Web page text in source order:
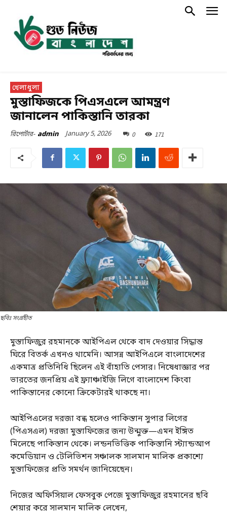
খেলাধুলা
মুস্তাফিজকে পিএসএলে আমন্ত্রণ
জানালেন পাকিস্তানি তারকা
রিপোর্টার- admin January 5, 2026 0 171
ছবিঃ সংগ্রহীত
মুস্তাফিজুর রহমানকে আইপিএল থেকে বাদ দেওয়ার সিদ্ধান্ত
ঘিরে বিতর্ক এখনও থামেনি। আসন্ন আইপিএলে বাংলাদেশের
একমাত্র প্রতিনিধি ছিলেন এই বাঁহাতি পেসার। নিষেধাজ্ঞার পর
ভারতের জনপ্রিয় এই ফ্র্যাঞ্চাইজি লিগে বাংলাদেশ কিংবা
পাকিস্তানের কোনো ক্রিকেটারই থাকছে না।
আইপিএলের দরজা বন্ধ হলেও পাকিস্তান সুপার লিগের
(পিএসএল) দরজা মুস্তাফিজের জন্য উন্মুক্ত—এমন ইঙ্গিত
মিলেছে পাকিস্তান থেকে। লন্ডনভিত্তিক পাকিস্তানি স্ট্যান্ডআপ
কমেডিয়ান ও টেলিভিশন সঞ্চালক সালমান মালিক প্রকাশ্যে
মুস্তাফিজের প্রতি সমর্থন জানিয়েছেন।
নিজের অফিসিয়াল ফেসবুক পেজে মুস্তাফিজুর রহমানের ছবি
শেয়ার করে সালমান মালিক লেখেন,